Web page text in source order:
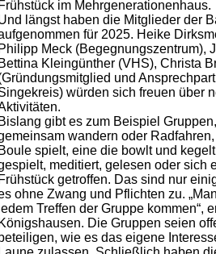
Frühstück im Mehrgenerationenhaus.
längst haben die Mitglieder der
für 2025. Heike
Philipp Meck (Begegnungszentrum),
Bettina Kleingünther (VHS), Christa
und
würden sich freuen über
Bislang gibt es zum Beispiel
wandern oder
Boule spielt, eine die bowlt und
meditiert, gelesen oder sich
Frühstück getroffen. Das sind nur
ohne Zwang und Pflichten zu.
Treffen der Gruppe kommen“,
Königshausen. Die Gruppen seien
beteiligen, wie es das eigene